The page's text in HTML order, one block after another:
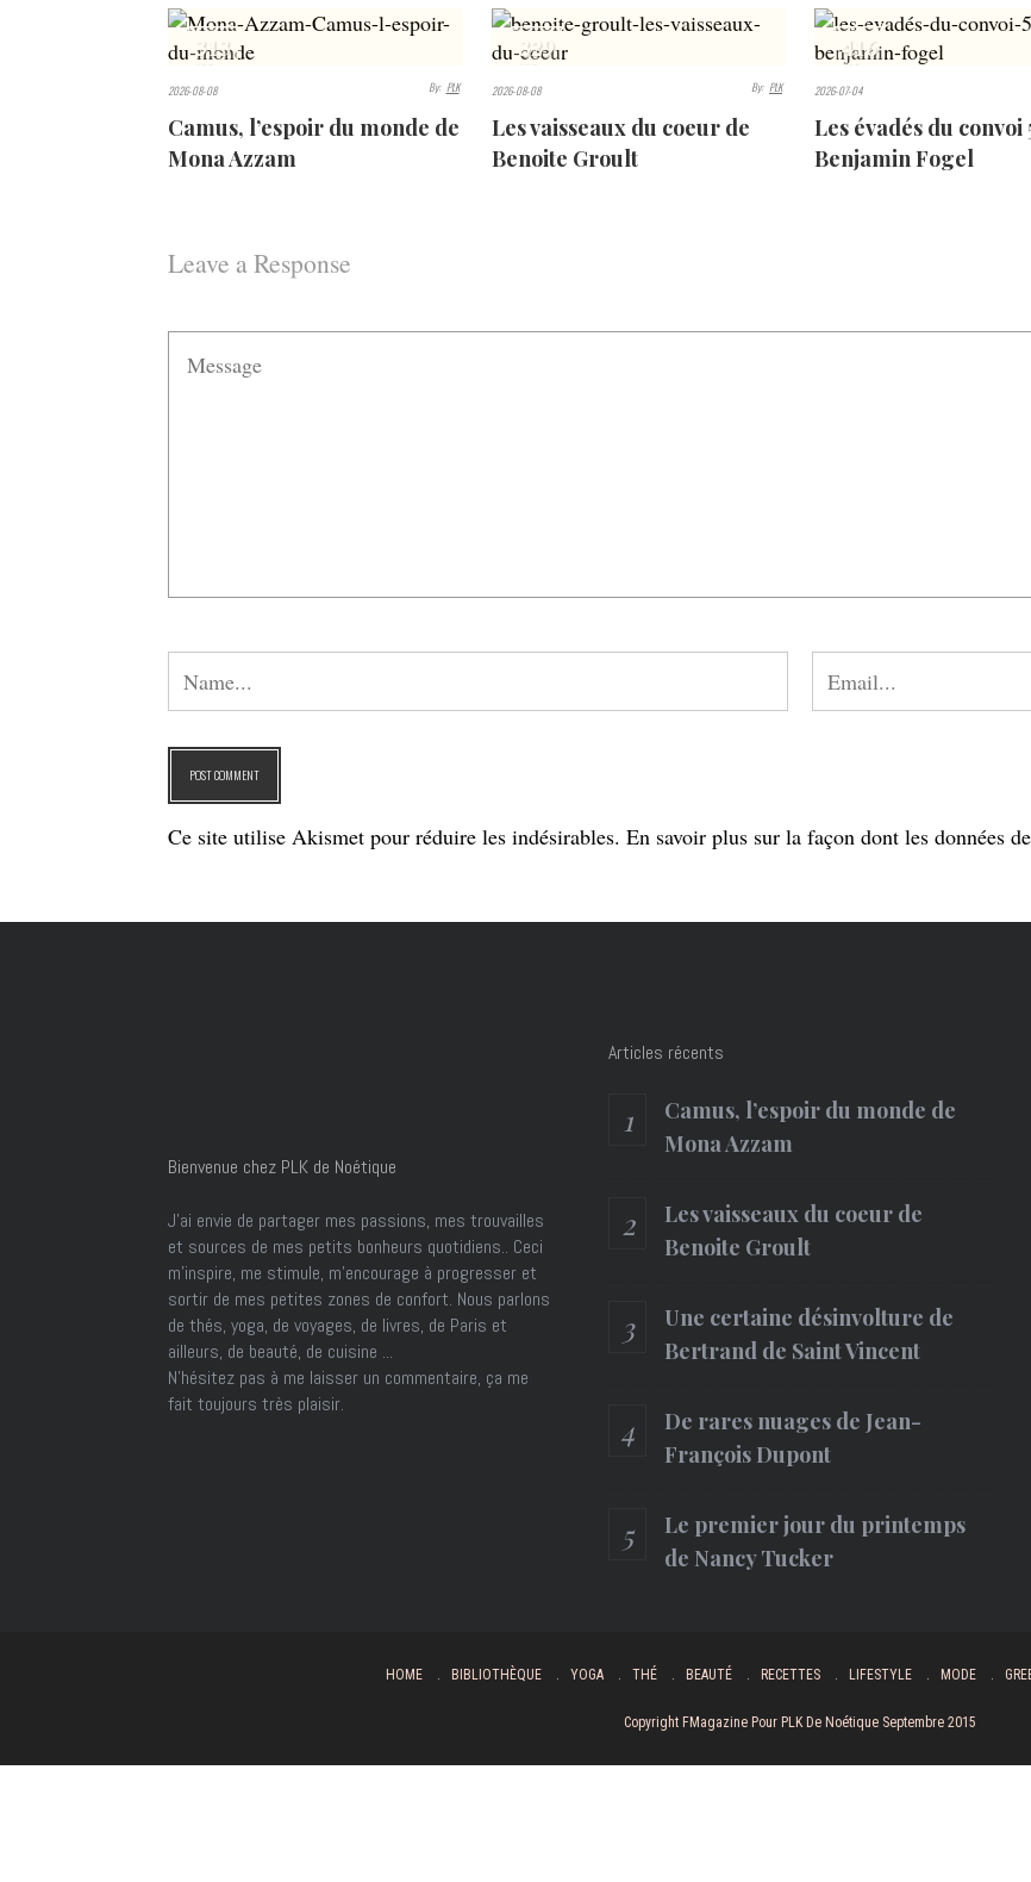
313
VIEWS
2026-08-08 By: PLK
Camus, l’espoir du monde de
Mona Azzam
329
VIEWS
2026-08-08 By: PLK
Les vaisseaux du coeur de
Benoite Groult
416
VIEWS
2026-07-04
Les évadés du convoi
Benjamin Fogel
Leave a Response
Ce site utilise Akismet pour réduire les indésirables. En savoir plus sur la façon dont les données
Bienvenue chez PLK de Noétique
J’ai envie de partager mes passions, mes trouvailles
et sources de mes petits bonheurs quotidiens.. Ceci
m'inspire, me stimule, m'encourage à progresser et
sortir de mes petites zones de confort. Nous parlons
de thés, yoga, de voyages, de livres, de Paris et
ailleurs, de beauté, de cuisine ...
N'hésitez pas à me laisser un commentaire, ça me
fait toujours très plaisir.
Articles récents
Camus, l’espoir du monde de
Mona Azzam
Les vaisseaux du coeur de
Benoite Groult
Une certaine désinvolture de
Bertrand de Saint Vincent
De rares nuages de Jean-
François Dupont
Le premier jour du printemps
de Nancy Tucker
HOME BIBLIOTHÈQUE YOGA THÉ BEAUTÉ RECETTES LIFESTYLE MODE
Copyright FMagazine Pour PLK De Noétique Septembre 2015